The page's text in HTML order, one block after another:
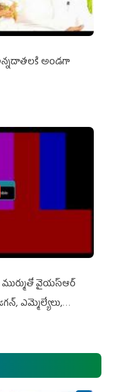
అండగా
ముర్ముతో వైయ‌స్ఆర్
ఎమ్మెల్యేలు,